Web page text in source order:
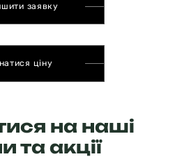
заявку
ціну
на наші
та акції